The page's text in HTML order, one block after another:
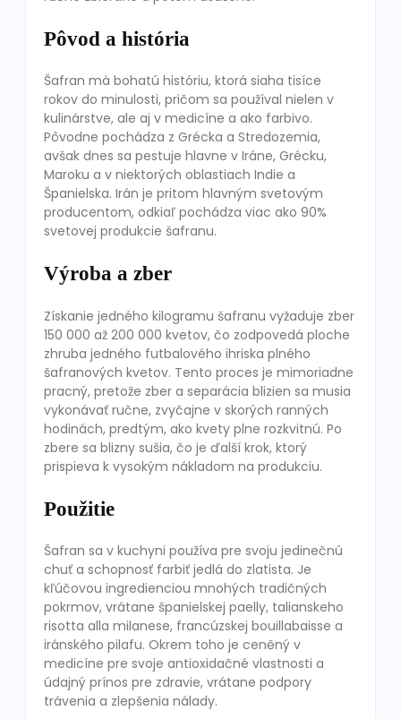
Pôvod a história
Šafran má bohatú históriu, ktorá siaha tisíce
rokov do minulosti, pričom sa používal nielen v
kulinárstve, ale aj v medicíne a ako farbivo.
Pôvodne pochádza z Grécka a Stredozemia,
avšak dnes sa pestuje hlavne v Iráne, Grécku,
Maroku a v niektorých oblastiach Indie a
Španielska. Irán je pritom hlavným svetovým
producentom, odkiaľ pochádza viac ako 90%
svetovej produkcie šafranu.
Výroba a zber
Získanie jedného kilogramu šafranu vyžaduje zber
150 000 až 200 000 kvetov, čo zodpovedá ploche
zhruba jedného futbalového ihriska plného
šafranových kvetov. Tento proces je mimoriadne
pracný, pretože zber a separácia blizien sa musia
vykonávať ručne, zvyčajne v skorých ranných
hodinách, predtým, ako kvety plne rozkvitnú. Po
zbere sa blizny sušia, čo je ďalší krok, ktorý
prispieva k vysokým nákladom na produkciu.
Použitie
Šafran sa v kuchyni používa pre svoju jedinečnú
chuť a schopnosť farbiť jedlá do zlatista. Je
kľúčovou ingredienciou mnohých tradičných
pokrmov, vrátane španielskej paelly, talianskeho
risotta alla milanese, francúzskej bouillabaisse a
iránského pilafu. Okrem toho je ceněný v
medicíne pre svoje antioxidačné vlastnosti a
údajný prínos pre zdravie, vrátane podpory
trávenia a zlepšenia nálady.